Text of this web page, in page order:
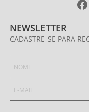
NEWSLETTER
CADASTRE-SE PARA